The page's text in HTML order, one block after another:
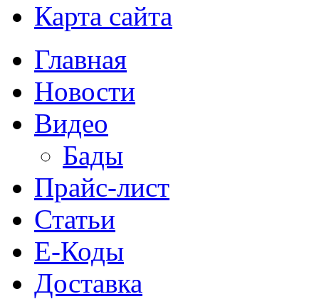
Карта сайта
Главная
Новости
Видео
Бады
Прайс-лист
Статьи
Е-Коды
Доставка